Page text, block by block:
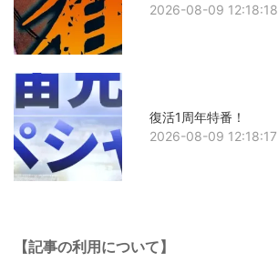
2026-08-09 12:18:18
復活1周年特番！
2026-08-09 12:18:17
【記事の利用について】